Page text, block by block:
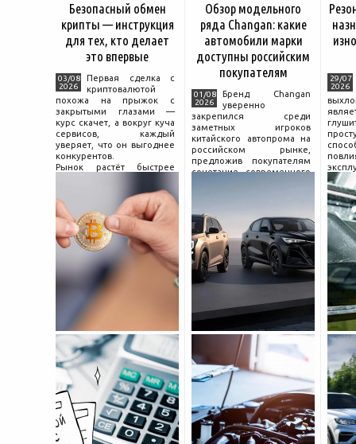
Безопасный обмен
крипты — инструкция
для тех, кто делает
это впервые
03/08
2026
Первая сделка с
криптовалютой
похожа на прыжок с
закрытыми глазами —
курс скачет, а вокруг куча
сервисов, каждый
уверяет, что он выгоднее
конкурентов.
Рынок растёт быстрее
поведения на нём.
Петербургские
криптообменники,
московские
Обзор модельного
ряда Changan: какие
автомобили марки
доступны российским
покупателям
01/08
2026
Бренд Changan
уверенно
закрепился среди
заметных игроков
китайского автопрома на
российском рынке,
предложив покупателям
сочетание современного
насчитывает несколько
десятилетий
29/07
2026
и